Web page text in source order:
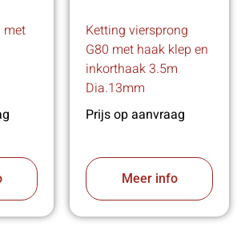
met
Ketting viersprong
G80 met haak klep en
inkorthaak 3.5m
Dia.13mm
Prijs op aanvraag
Meer info